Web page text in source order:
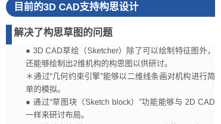
目前的3D CAD支持构思设计
解决了构思草图的问题
● 3D CAD草绘（Sketcher）除了可以绘制特征图外，
还能够绘制出2维机构的构思图以供研讨。
＊通过“几何约束引擎”能够以二维线条画对机构进行简
单的模拟。
● 通过“草图块（Sketch block）”功能能够与 2D CAD
一样来研讨布局。